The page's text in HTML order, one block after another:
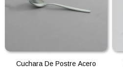
Cuchara De Postre Acero